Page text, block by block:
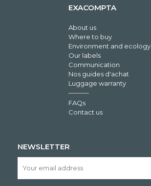
EXACOMPTA
About us
Where to buy
Environment and ecology
Our labels
Communication
Nos guides d'achat
Luggage warranty
FAQs
Contact us
NEWSLETTER